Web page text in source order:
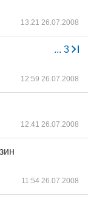
13:21 26.07.2008
... 3
12:59 26.07.2008
12:41 26.07.2008
11:54 26.07.2008